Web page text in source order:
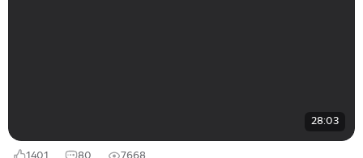
28:03
1401 80 7668